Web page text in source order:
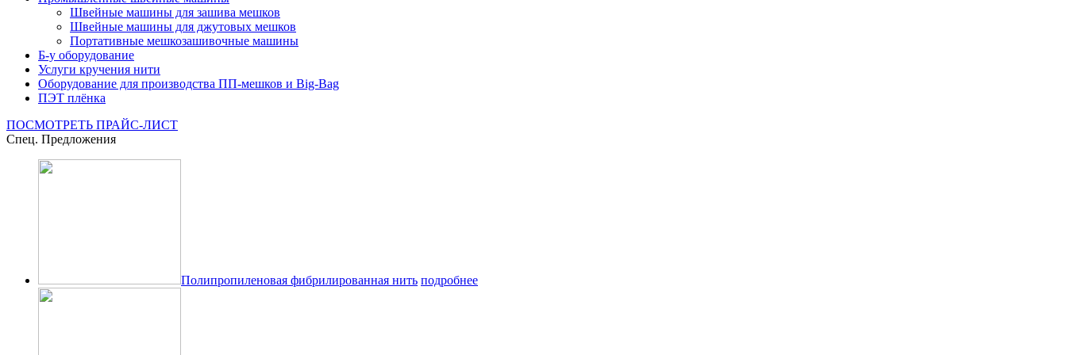
Швейные машины для зашива мешков
Швейные машины для джутовых мешков
Портативные мешкозашивочные машины
Б-у оборудование
Услуги кручения нити
Оборудование для производства ПП-мешков и Big-Bag
ПЭТ плёнка
ПОСМОТРЕТЬ ПРАЙС-ЛИСТ
Спец. Предложения
Полипропиленовая фибрилированная нить подробнее